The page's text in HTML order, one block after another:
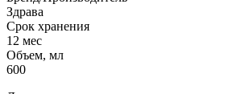
Здрава
Срок хранения
12 мес
Объем, мл
600